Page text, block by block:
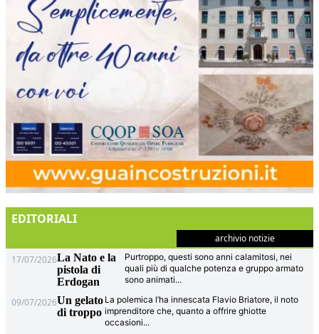
EDITORIALI
archivio notizie
17/07/2026La Nato e la
pistola di
Erdogan
Purtroppo, questi sono anni calamitosi, nei
quali più di qualche potenza e gruppo armato
sono animati...
09/07/2026Un gelato
di troppo
La polemica l’ha innescata Flavio Briatore, il noto
imprenditore che, quanto a offrire ghiotte
occasioni...